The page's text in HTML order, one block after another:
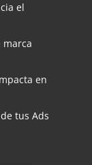
el
marca
en
tus Ads